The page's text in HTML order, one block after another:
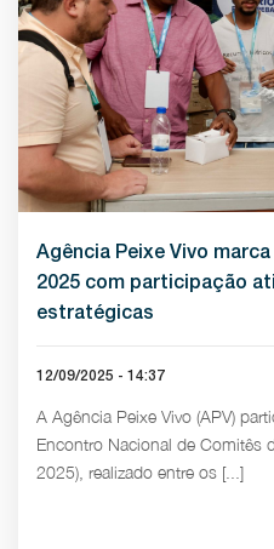
Agência Peixe Vivo
2025 com participação
estratégicas
12/09/2025 - 14:37
A Agência Peixe Vivo (APV)
Encontro Nacional de Comitês
2025), realizado entre os [...]